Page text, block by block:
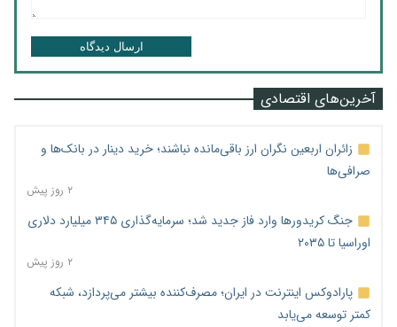
ارسال دیدگاه
آخرین‌های اقتصادی
زائران اربعین نگران ارز باقی‌مانده نباشند؛ خرید دینار در بانک‌ها و
صرافی‌ها
۲ روز پیش
جنگ کریدورها وارد فاز جدید شد؛ سرمایه‌گذاری ۳۴۵ میلیارد دلاری
اوراسیا تا ۲۰۳۵
۲ روز پیش
پارادوکس اینترنت در ایران؛ مصرف‌کننده بیشتر می‌پردازد، شبکه
کمتر توسعه می‌یابد